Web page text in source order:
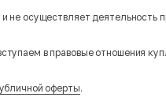
не осуществляет деятельность
в правовые отношения
оферты.